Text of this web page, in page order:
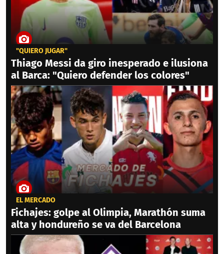
"QUIERO JUGAR"
Thiago Messi da giro inesperado e ilusiona
al Barca: "Quiero defender los colores"
EL MERCADO
Fichajes: golpe al Olimpia, Marathón suma
alta y hondureño se va del Barcelona